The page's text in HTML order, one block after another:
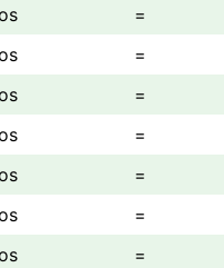
=
=
=
=
=
=
=